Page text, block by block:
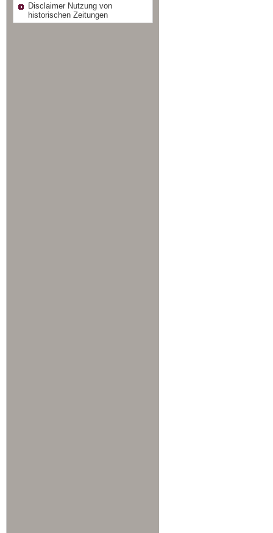
Disclaimer Nutzung von
historischen Zeitungen